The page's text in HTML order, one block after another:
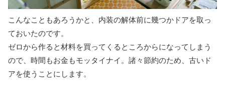
こんなこともあろうかと、内装の解体前に幾つかドアを取っ
ておいたのです。
ゼロから作ると材料を買ってくるところからになってしまう
ので、時間もお金もモッタイナイ。諸々節約のため、古いド
アを使うことにします。